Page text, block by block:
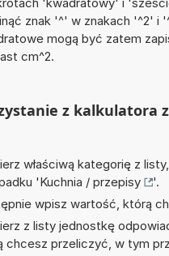
znak '^' w znakach '^2' i
mogą być zatem
cm^2.
z kalkulatora
właściwą kategorię z
'Kuchnia / przepisy
'.
wpisz wartość, którą
z listy jednostkę
chcesz przeliczyć, w tym